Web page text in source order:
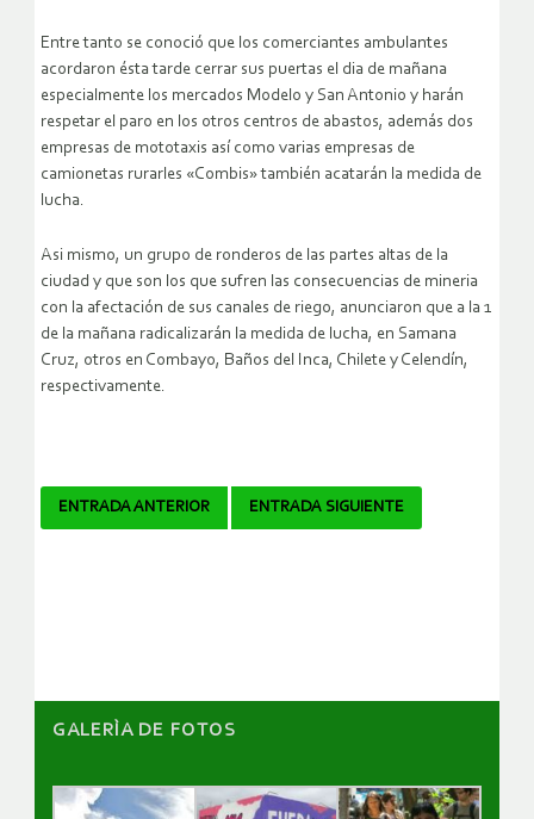
Entre tanto se conoció que los comerciantes ambulantes
acordaron ésta tarde cerrar sus puertas el dia de mañana
especialmente los mercados Modelo y San Antonio y harán
respetar el paro en los otros centros de abastos, además dos
empresas de mototaxis así como varias empresas de
camionetas rurarles «Combis» también acatarán la medida de
lucha.
Asi mismo, un grupo de ronderos de las partes altas de la
ciudad y que son los que sufren las consecuencias de mineria
con la afectación de sus canales de riego, anunciaron que a la 1
de la mañana radicalizarán la medida de lucha, en Samana
Cruz, otros en Combayo, Baños del Inca, Chilete y Celendín,
respectivamente.
Navegador
ENTRADA ANTERIOR ENTRADA SIGUIENTE
GALERÌA DE FOTOS